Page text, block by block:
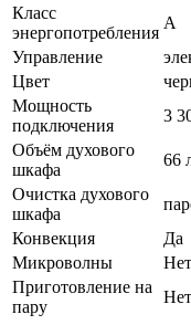
Класс
энергопотребления
A
Управление
Цвет
Мощность
подключения
3
Объём духового
шкафа
66
Очистка духового
шкафа
Конвекция
Да
Микроволны
Нет
Приготовление на
пару
Нет